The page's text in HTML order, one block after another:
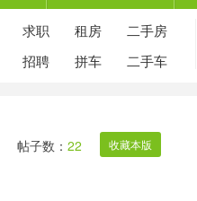
求职 租房
二手房
招聘
拼车 二手车
帖子数： 22 收藏本版